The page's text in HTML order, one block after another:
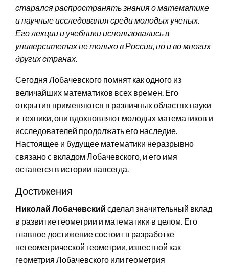
старался распространять знания о математике
и научные исследования среди молодых ученых.
Его лекции и учебники использовались в
университетах не только в России, но и во многих
других странах.
Сегодня Лобачевского помнят как одного из
величайших математиков всех времен. Его
открытия применяются в различных областях науки
и техники, они вдохновляют молодых математиков и
исследователей продолжать его наследие.
Настоящее и будущее математики неразрывно
связано с вкладом Лобачевского, и его имя
останется в истории навсегда.
Достижения
Николай Лобачевский сделал значительный вклад
в развитие геометрии и математики в целом. Его
главное достижение состоит в разработке
негеометрической геометрии, известной как
геометрия Лобачевского или геометрия